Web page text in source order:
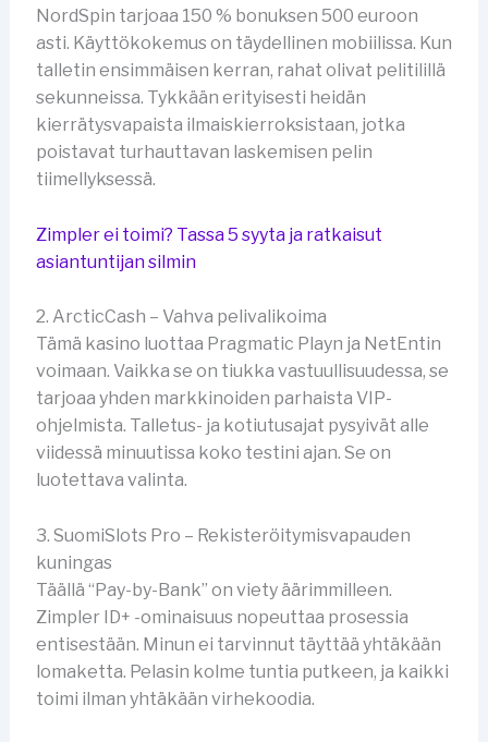
NordSpin tarjoaa 150 % bonuksen 500 euroon
asti. Käyttökokemus on täydellinen mobiilissa. Kun
talletin ensimmäisen kerran, rahat olivat pelitilillä
sekunneissa. Tykkään erityisesti heidän
kierrätysvapaista ilmaiskierroksistaan, jotka
poistavat turhauttavan laskemisen pelin
tiimellyksessä.
Zimpler ei toimi? Tassa 5 syyta ja ratkaisut
asiantuntijan silmin
2. ArcticCash – Vahva pelivalikoima
Tämä kasino luottaa Pragmatic Playn ja NetEntin
voimaan. Vaikka se on tiukka vastuullisuudessa, se
tarjoaa yhden markkinoiden parhaista VIP-
ohjelmista. Talletus- ja kotiutusajat pysyivät alle
viidessä minuutissa koko testini ajan. Se on
luotettava valinta.
3. SuomiSlots Pro – Rekisteröitymisvapauden
kuningas
Täällä “Pay-by-Bank” on viety äärimmilleen.
Zimpler ID+ -ominaisuus nopeuttaa prosessia
entisestään. Minun ei tarvinnut täyttää yhtäkään
lomaketta. Pelasin kolme tuntia putkeen, ja kaikki
toimi ilman yhtäkään virhekoodia.